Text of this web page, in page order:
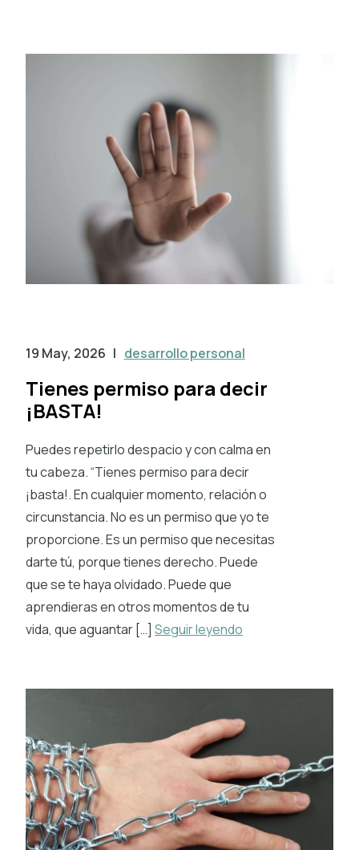
19 May, 2026 | desarrollo personal
Tienes permiso para decir
¡BASTA!
Puedes repetirlo despacio y con calma en
tu cabeza. “Tienes permiso para decir
¡basta!. En cualquier momento, relación o
circunstancia. No es un permiso que yo te
proporcione. Es un permiso que necesitas
darte tú, porque tienes derecho. Puede
que se te haya olvidado. Puede que
aprendieras en otros momentos de tu
vida, que aguantar […] Seguir leyendo